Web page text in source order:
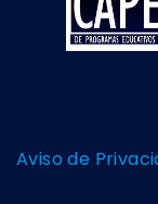
Aviso de